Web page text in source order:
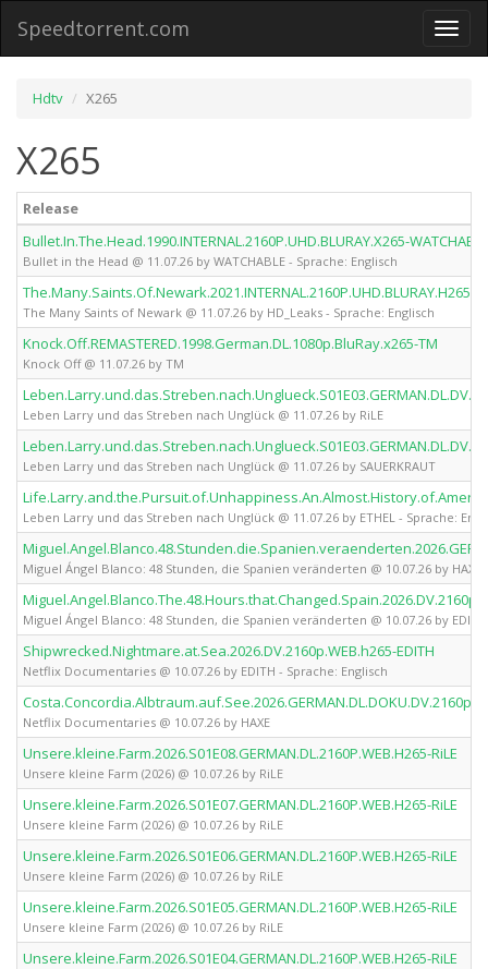
Toggle
Speedtorrent.com
Hdtv X265
X265
Release
Bullet.In.The.Head.1990.INTERNAL.2160P.UHD.BLURAY.X265-WATCHABLE
Bullet in the Head @ 11.07.26 by WATCHABLE - Sprache: Englisch
The.Many.Saints.Of.Newark.2021.INTERNAL.2160P.UHD.BLURAY.H265-
The Many Saints of Newark @ 11.07.26 by HD_Leaks - Sprache: Englisch
Knock.Off.REMASTERED.1998.German.DL.1080p.BluRay.x265-TM
Knock Off @ 11.07.26 by TM
Leben Larry und das Streben nach Unglück @ 11.07.26 by RiLE
Leben Larry und das Streben nach Unglück @ 11.07.26 by SAUERKRAUT
Leben Larry und das Streben nach Unglück @ 11.07.26 by ETHEL - Sprache:
Miguel Ángel Blanco: 48 Stunden, die Spanien veränderten @ 10.07.26 by HAXE
Miguel Ángel Blanco: 48 Stunden, die Spanien veränderten @ 10.07.26 by
Shipwrecked.Nightmare.at.Sea.2026.DV.2160p.WEB.h265-EDITH
Netflix Documentaries @ 10.07.26 by EDITH - Sprache: Englisch
Netflix Documentaries @ 10.07.26 by HAXE
Unsere.kleine.Farm.2026.S01E08.GERMAN.DL.2160P.WEB.H265-RiLE
Unsere kleine Farm (2026) @ 10.07.26 by RiLE
Unsere.kleine.Farm.2026.S01E07.GERMAN.DL.2160P.WEB.H265-RiLE
Unsere kleine Farm (2026) @ 10.07.26 by RiLE
Unsere.kleine.Farm.2026.S01E06.GERMAN.DL.2160P.WEB.H265-RiLE
Unsere kleine Farm (2026) @ 10.07.26 by RiLE
Unsere.kleine.Farm.2026.S01E05.GERMAN.DL.2160P.WEB.H265-RiLE
Unsere kleine Farm (2026) @ 10.07.26 by RiLE
Unsere.kleine.Farm.2026.S01E04.GERMAN.DL.2160P.WEB.H265-RiLE